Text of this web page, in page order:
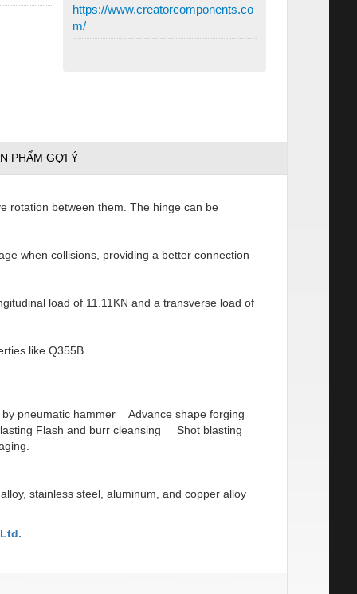
https://www.creatorcomponents.co
m/
PHẨM GỢI Ý
rotation between them. The hinge can be
when collisions, providing a better connection
load of 11.11KN and a transverse load of
like Q355B.
pneumatic hammer Advance shape forging
Flash and burr cleansing Shot blasting
stainless steel, aluminum, and copper alloy